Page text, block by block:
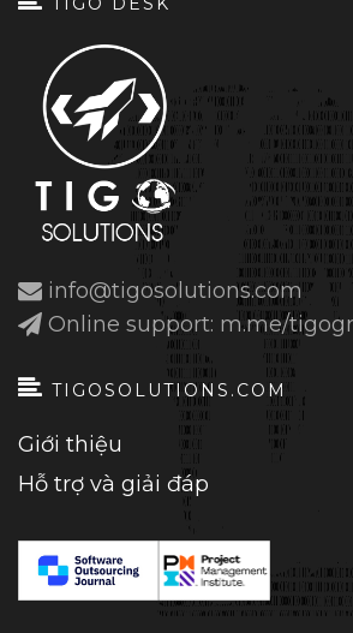
info@tigosolutions.com
Online support: m.me/
TIGOSOLUTIONS.COM
Giới thiệu
Hỗ trợ và giải đáp